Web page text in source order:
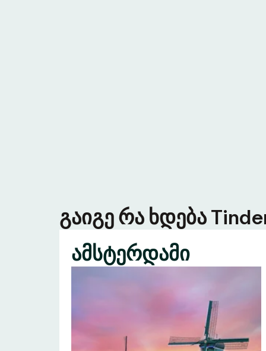
გაიგე რა ხდება
ამსტერდამი